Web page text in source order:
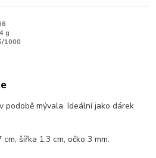
g
1000
podobě mývala. Ideální jako dárek
šířka 1,3 cm, očko 3 mm.